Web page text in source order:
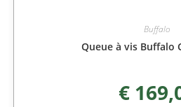
Buffalo
Queue à vis Buffalo
€